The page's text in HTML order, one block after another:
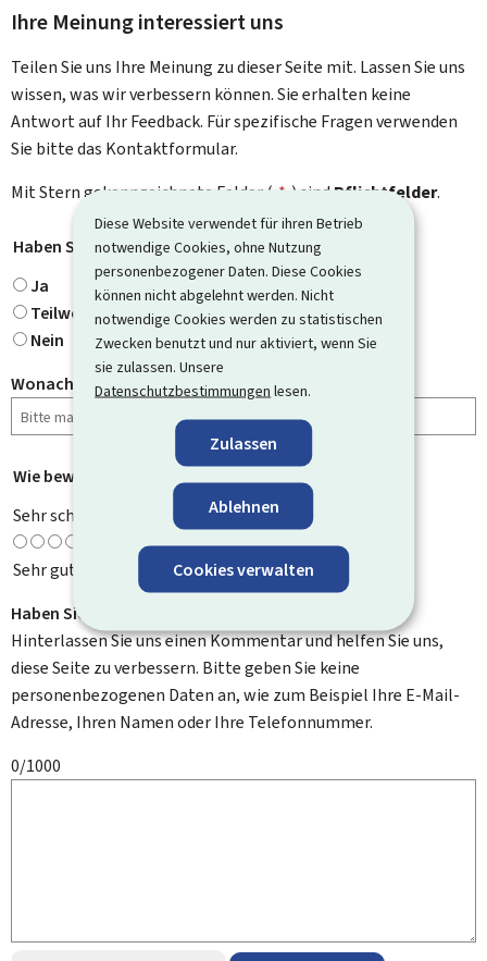
Diese Website verwendet für ihren Betrieb
notwendige Cookies, ohne Nutzung
personenbezogener Daten. Diese Cookies
können nicht abgelehnt werden. Nicht
notwendige Cookies werden zu statistischen
Zwecken benutzt und nur aktiviert, wenn Sie
sie zulassen. Unsere
Datenschutzbestimmungen lesen.
Zulassen
Ablehnen
Cookies verwalten
Ihre Meinung interessiert uns
Teilen Sie uns Ihre Meinung zu dieser Seite mit. Lassen Sie uns
wissen, was wir verbessern können. Sie erhalten keine
Antwort auf Ihr Feedback. Für spezifische Fragen verwenden
Sie bitte das Kontaktformular.
Mit Stern gekennzeichnete Felder ( * ) sindPflichtfelder.
Haben Sie gefunden, wonach Sie gesucht haben?
Ja
Teilweise
Nein
Wonach haben Sie gesucht?
Wie bewerten Sie diese Seite?
Sehr schlecht
Sehr gut
Haben Sie Verbesserungsvorschläge?
Hinterlassen Sie uns einen Kommentar und helfen Sie uns,
diese Seite zu verbessern. Bitte geben Sie keine
personenbezogenen Daten an, wie zum Beispiel Ihre E-Mail-
Adresse, Ihren Namen oder Ihre Telefonnummer.
0/1000